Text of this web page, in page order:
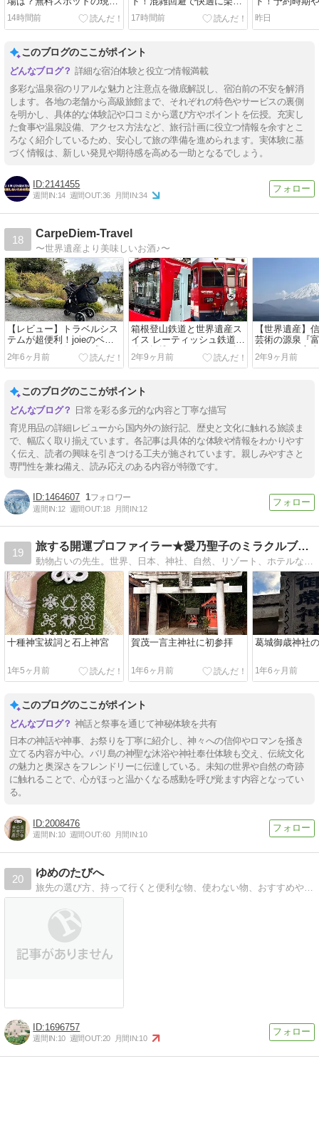
と攻略法
14時間前
むおすすめ術
17時間前
で完全網羅
昨日
このブログのここがポイント
詳細な宿泊体験と役立つ情報満載
多彩な温泉宿のリアルな魅力と注意点を徹底解説し、宿泊前の不安を解消
します。各地の老舗から高級旅館まで、それぞれの特色やサービスの裏側
を明かし、具体的な体験記や口コミから選び方やポイントを伝授。充実し
た食事や温泉設備、アクセス方法など、旅行計画に役立つ情報を余すとこ
ろなく紹介しているため、安心して旅の準備を進められます。実体験に基
づく情報は、新しい発見や期待感を高める一助となるでしょう。
2141455
週間IN:14 週間OUT:36 月間IN:34
18
CarpeDiem-Travel
〜世界遺産より美味しいお酒♪〜
【レビュー】トラベルシス
テムが超便利！joieのベビ
ーカーを使い倒して感じた
メリット・デメリットを大
2年6ヶ月前
箱根登山鉄道と世界遺産ス
イス レーティッシュ鉄道！
姉妹提携している2つの鉄
道を乗り比べてみた！
2年9ヶ月前
【世界遺産】
芸術の源泉『
喫するには富
オススメ！
2年9ヶ月前
このブログのここがポイント
日常を彩る多元的な内容と丁寧な描写
育児用品の詳細レビューから国内外の旅行記、歴史と文化に触れる旅談ま
で、幅広く取り揃えています。各記事は具体的な体験や情報をわかりやす
く伝え、読者の興味を引きつける工夫が施されています。親しみやすさと
専門性を兼ね備え、読み応えのある内容が特徴です。
1464607 1
週間IN:12 週間OUT:18 月間IN:12
19
旅する開運プロファイラー★愛乃聖子のミラクルブログ
動物占いの先生。世界、日本、神社、自然、リゾート、ホテルなど旅行好きな愛乃聖子が個性心理學をベースにクライアント様を分析し、宇宙エネルギーをつかったヒーリング、カウンセリングしています。田舎くらしに憧れており、今年は日本中を巡ります！
十種神宝祓詞と石上神宮
1年5ヶ月前
賀茂一言主神社に初参拝
1年6ヶ月前
葛城御歳神社
1年6ヶ月前
このブログのここがポイント
神話と祭事を通じて神秘体験を共有
日本の神話や神事、お祭りを丁寧に紹介し、神々への信仰やロマンを掻き
立てる内容が中心。バリ島の神聖な沐浴や神社奉仕体験も交え、伝統文化
の魅力と奥深さをフレンドリーに伝達している。未知の世界や自然の奇跡
に触れることで、心がほっと温かくなる感動を呼び覚ます内容となってい
る。
2008476
週間IN:10 週間OUT:60 月間IN:10
20
ゆめのたびへ
旅先の選び方、持って行くと便利な物、使わない物、おすすめや失敗談など旅に関することを沢山書いていま〜す＾＾
1696757
週間IN:10 週間OUT:20 月間IN:10